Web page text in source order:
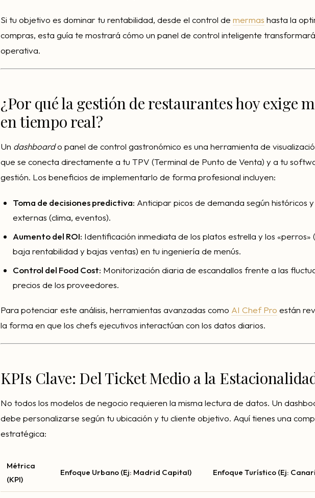
Si tu objetivo es dominar tu rentabilidad, desde el control de mermas hasta la
compras, esta guía te mostrará cómo un panel de control inteligente
operativa.
¿Por qué la gestión de restaurantes hoy exige
en tiempo real?
Un dashboardo panel de control gastronómico es una herramienta de
que se conecta directamente a tu TPV (Terminal de Punto de Venta) y a tu
gestión. Los beneficios de implementarlo de forma profesional incluyen:
Toma de decisiones predictiva: Anticipar picos de demanda según históricos
externas (clima, eventos).
Aumento del ROI: Identificación inmediata de los platos estrella y los «perros»
baja rentabilidad y bajas ventas) en tu ingeniería de menús.
Control del Food Cost: Monitorización diaria de escandallos frente a las
precios de los proveedores.
Para potenciar este análisis, herramientas avanzadas como AI Chef Pro están
la forma en que los chefs ejecutivos interactúan con los datos diarios.
KPIs Clave: Del Ticket Medio a la
No todos los modelos de negocio requieren la misma lectura de datos. Un
debe personalizarse según tu ubicación y tu cliente objetivo. Aquí tienes una
estratégica:
Métrica
(KPI)
Enfoque Urbano (Ej: Madrid Capital) Enfoque Turístico (Ej: